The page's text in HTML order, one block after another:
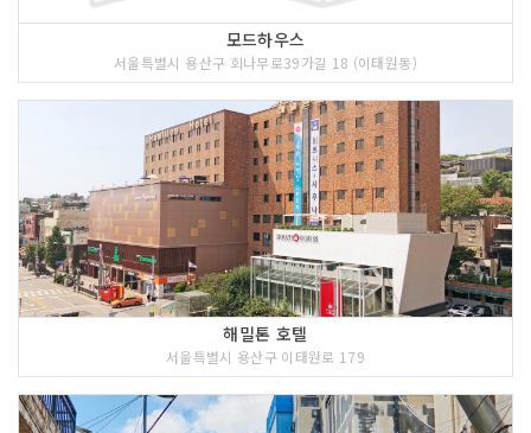
모드하우스
서울특별시 용산구 회나무로39가길 18 (이태원동)
해밀톤 호텔
서울특별시 용산구 이태원로 179